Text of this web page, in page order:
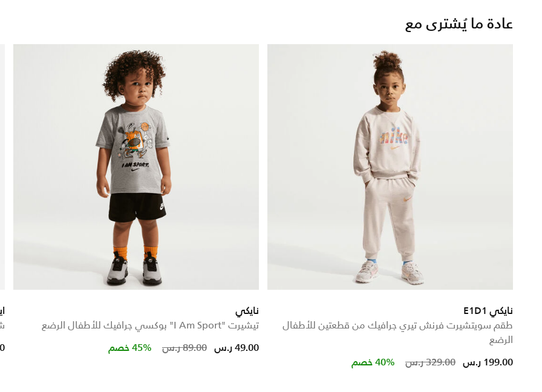
عادة ما يُشترى مع
نايكي E1D1
طقم سويتشيرت فرنش تيري جرافيك من قطعتين للأطفال
الرضع
Price reduced from
329.00 ر.س to 199.00 ر.س 40% خصم
نايكي
تيشيرت "I Am Sport" بوكسي جرافيك للأطفال الرضع
Price reduced from
89.00 ر.س
to 49.00 ر.س 45% خصم